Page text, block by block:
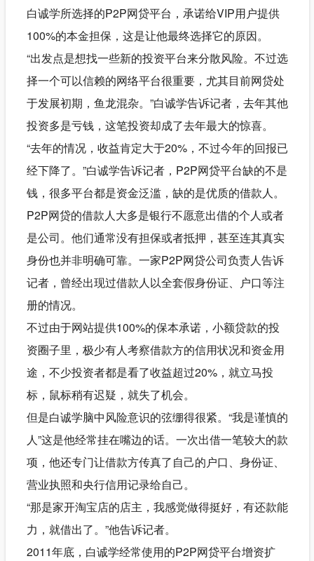
白诚学所选择的P2P网贷平台，承诺给VIP用户提供
100%的本金担保，这是让他最终选择它的原因。
“出发点是想找一些新的投资平台来分散风险。不过选
择一个可以信赖的网络平台很重要，尤其目前网贷处
于发展初期，鱼龙混杂。”白诚学告诉记者，去年其他
投资多是亏钱，这笔投资却成了去年最大的惊喜。
“去年的情况，收益肯定大于20%，不过今年的回报已
经下降了。”白诚学告诉记者，P2P网贷平台缺的不是
钱，很多平台都是资金泛滥，缺的是优质的借款人。
P2P网贷的借款人大多是银行不愿意出借的个人或者
是公司。他们通常没有担保或者抵押，甚至连其真实
身份也并非明确可靠。一家P2P网贷公司负责人告诉
记者，曾经出现过借款人以全套假身份证、户口等注
册的情况。
不过由于网站提供100%的保本承诺，小额贷款的投
资圈子里，极少有人考察借款方的信用状况和资金用
途，不少投资者都是看了收益超过20%，就立马投
标，鼠标稍有迟疑，就失了机会。
但是白诚学脑中风险意识的弦绷得很紧。“我是谨慎的
人”这是他经常挂在嘴边的话。一次出借一笔较大的款
项，他还专门让借款方传真了自己的户口、身份证、
营业执照和央行信用记录给自己。
“那是家开淘宝店的店主，我感觉做得挺好，有还款能
力，就借出了。”他告诉记者。
2011年底，白诚学经常使用的P2P网贷平台增资扩